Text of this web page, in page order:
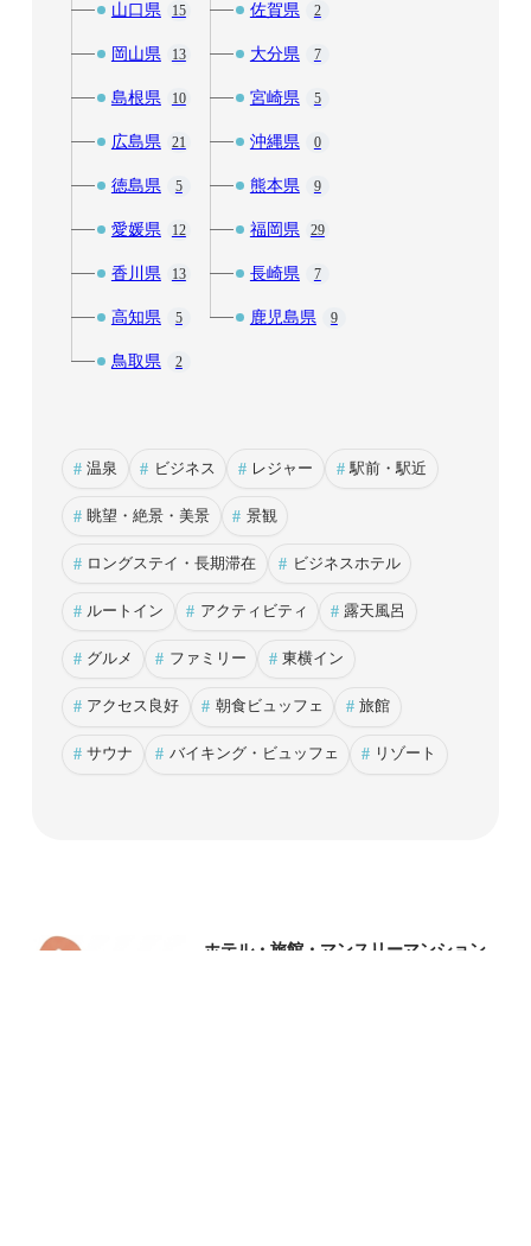
山口県 15
岡山県 13
島根県 10
広島県 21
徳島県 5
愛媛県 12
香川県 13
高知県 5
鳥取県 2
佐賀県 2
大分県 7
宮崎県 5
沖縄県 0
熊本県 9
福岡県 29
長崎県 7
鹿児島県 9
# 温泉 # ビジネス # レジャー # 駅前・駅近
# 眺望・絶景・美景 # 景観
# ロングステイ・長期滞在 # ビジネスホテル
# ルートイン # アクティビティ # 露天風呂
# グルメ # ファミリー # 東横イン
# アクセス良好 # 朝食ビュッフェ # 旅館
# サウナ # バイキング・ビュッフェ # リゾート
ホテル・旅館・マンスリーマンション